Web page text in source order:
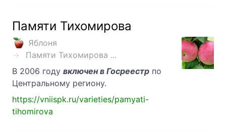
Памяти Тихомирова
Яблоня
Памяти Тихомирова ...
В 2006 году включен в Госреестр по
Центральному региону.
https://vniispk.ru/varieties/pamyati-
tihomirova